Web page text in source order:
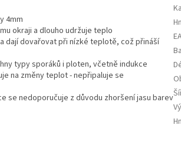
4mm
okraji a dlouho udržuje teplo
dají dovařovat při nízké teplotě, což přináší
typy sporáků i ploten, včetně indukce
na změnyteplot -nepřipaluje se
se nedoporučuje z důvodu zhoršení jasu barev